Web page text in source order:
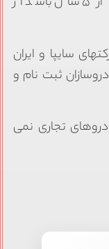
شرکتهای سایپا و ایران
خودروسازان ثبت نام و
۴ شامل خودروهای تجاری نمی